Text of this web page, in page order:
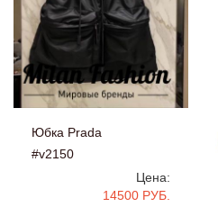
Юбка Prada
#v2150
Цена:
14500 РУБ.